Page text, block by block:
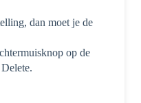
dan moet je de
op de